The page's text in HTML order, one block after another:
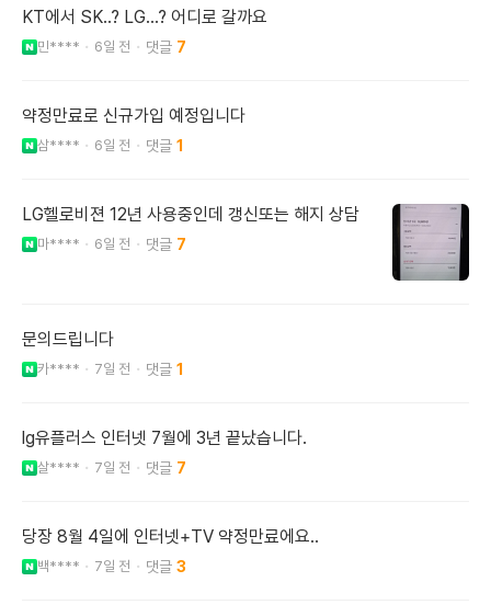
KT에서 SK..? LG...? 어디로 갈까요
민**** 6일 전 7
약정만료로 신규가입 예정입니다
삼**** 6일 전 1
LG헬로비젼 12년 사용중인데 갱신또는 해지 상담
마**** 6일 전 7
문의드립니다
카**** 7일 전 1
lg유플러스 인터넷 7월에 3년 끝났습니다.
살**** 7일 전 7
당장 8월 4일에 인터넷+TV 약정만료에요..
백**** 7일 전 3